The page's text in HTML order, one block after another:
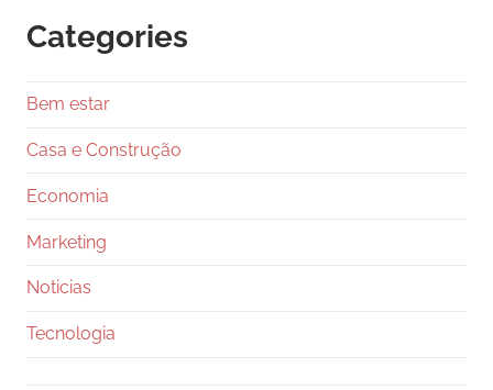
Categories
Bem estar
Casa e Construção
Economia
Marketing
Noticias
Tecnologia